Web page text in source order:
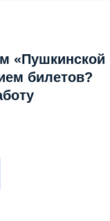
«Пушкинской
билетов?